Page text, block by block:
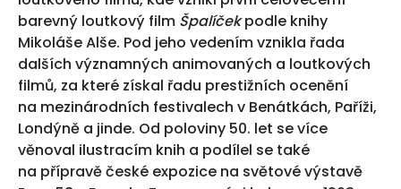
barevný loutkový film Špalíček podle knihy
Mikoláše Alše. Pod jeho vedením vznikla řada
dalších významných animovaných a loutkových
filmů, za které získal řadu prestižních ocenění
na mezinárodních festivalech v Benátkách, Paříži,
Londýně a jinde. Od poloviny 50. let se více
věnoval ilustracím knih a podílel se také
na přípravě české expozice na světové výstavě